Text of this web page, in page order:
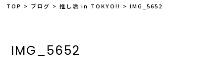
TOP > ブログ >推し活 in TOKYO!! >IMG_5652
IMG_5652